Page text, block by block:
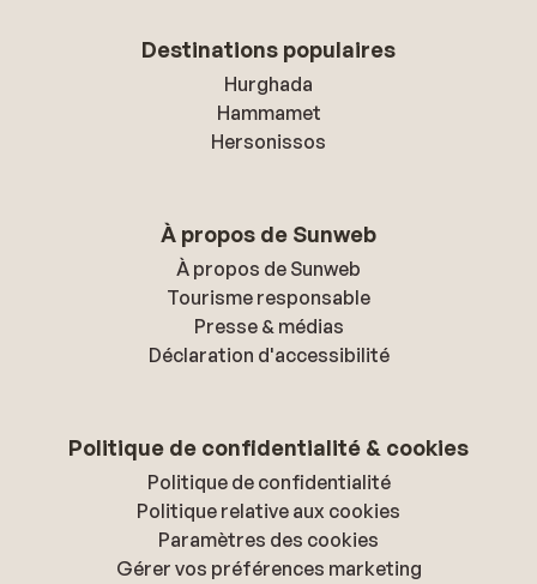
Destinations populaires
Hurghada
Hammamet
Hersonissos
À propos de Sunweb
À propos de Sunweb
Tourisme responsable
Presse & médias
Déclaration d'accessibilité
Politique de confidentialité & cookies
Politique de confidentialité
Politique relative aux cookies
Paramètres des cookies
Gérer vos préférences marketing